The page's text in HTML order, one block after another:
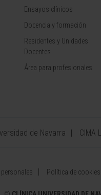
Ensayos clínicos
Docencia y formación
Residentes y Unidades
Docentes
Área para profesionales
de Navarra CIMA
Política de cookies